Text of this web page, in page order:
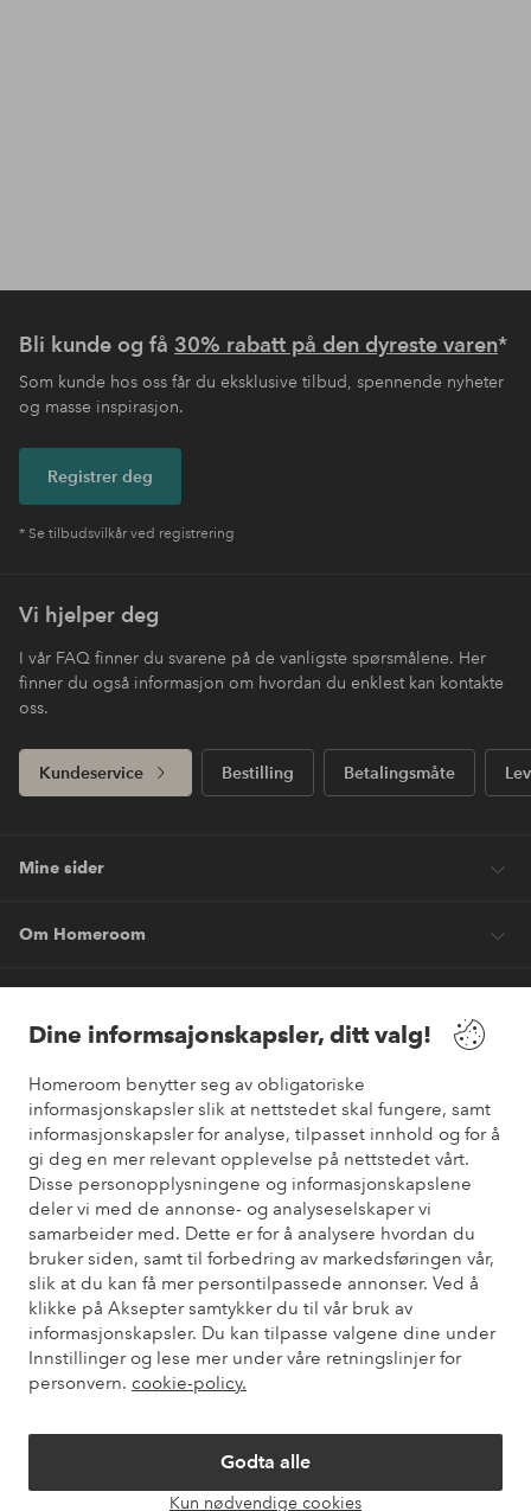
Dine informsajonskapsler, ditt valg!
Homeroom benytter seg av obligatoriske
informasjonskapsler slik at nettstedet skal fungere, samt
informasjonskapsler for analyse, tilpasset innhold og for å
gi deg en mer relevant opplevelse på nettstedet vårt.
Disse personopplysningene og informasjonskapslene
deler vi med de annonse- og analyseselskaper vi
samarbeider med. Dette er for å analysere hvordan du
bruker siden, samt til forbedring av markedsføringen vår,
slik at du kan få mer persontilpassede annonser. Ved å
klikke på Aksepter samtykker du til vår bruk av
informasjonskapsler. Du kan tilpasse valgene dine under
Innstillinger og lese mer under våre retningslinjer for
personvern. cookie-policy.
Godta alle
Kun nødvendige cookies
Bli kunde og få 30% rabatt på den dyreste varen*
Som kunde hos oss får du eksklusive tilbud, spennende nyheter
og masse inspirasjon.
Registrer deg
* Se tilbudsvilkår ved registrering
Vi hjelper deg
I vår FAQ finner du svarene på de vanligste spørsmålene. Her
finner du også informasjon om hvordan du enklest kan kontakte
oss.
Kundeservice Bestilling Betalingsmåte
Mine sider
Om Homeroom
Venner
Sikre betalinger
Vil du vite mer om våre betalingsalternativer?
elpy